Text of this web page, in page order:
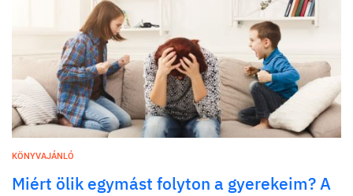
KÖNYVAJÁNLÓ
Miért ölik egymást folyton a gyerekeim? A